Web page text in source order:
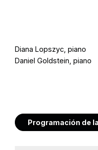
Diana Lopszyc, piano
Daniel Goldstein, piano
Programación de